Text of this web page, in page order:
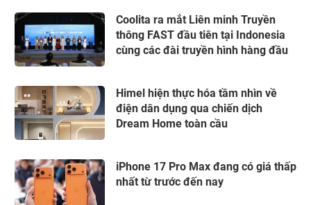
Coolita ra mắt Liên minh Truyền
thông FAST đầu tiên tại Indonesia
cùng các đài truyền hình hàng đầu
Himel hiện thực hóa tầm nhìn về
điện dân dụng qua chiến dịch
Dream Home toàn cầu
iPhone 17 Pro Max đang có giá thấp
nhất từ trước đến nay